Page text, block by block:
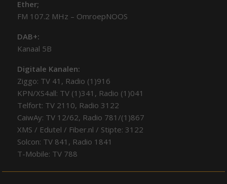
Ether;
FM 107.2 MHz – OmroepNOOS
DAB+:
Kanaal 5B
Digitale Kanalen:
Ziggo: TV 41, Radio (1)916
KPN/XS4all: TV (1)341, Radio (1)041
Telfort: TV 2110, Radio 3122
CaiwAy: TV 12/62, Radio 781/(1)867
XMS / Edutel / Fiber.nl / Stipte: 3122
Solcon: TV 841, Radio 1841
T-Mobile: TV 788